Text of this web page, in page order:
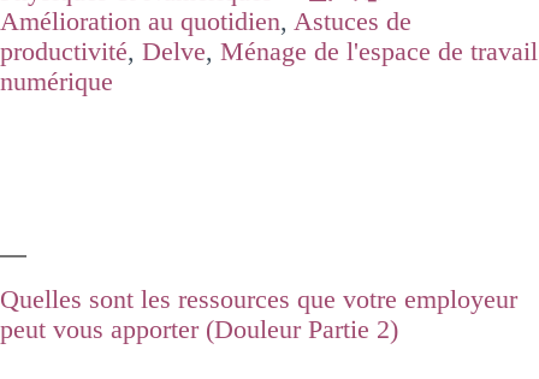
Amélioration au quotidien, Astuces de
productivité, Delve, Ménage de l'espace de travail
numérique
Quelles sont les ressources que votre employeur
peut vous apporter (Douleur Partie 2)